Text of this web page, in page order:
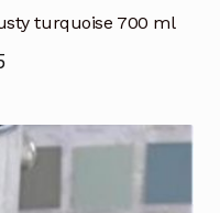
turquoise 700 ml